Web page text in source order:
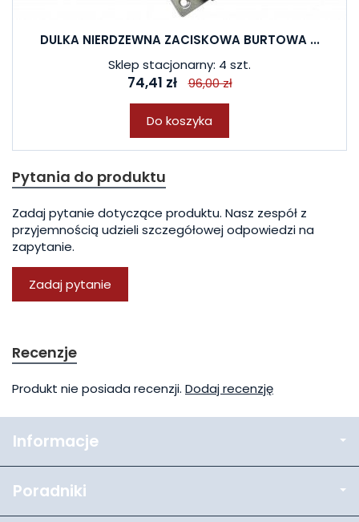
DULKA NIERDZEWNA ZACISKOWA BURTOWA ...
Sklep stacjonarny: 4 szt.
74,41 zł 96,00 zł
Do koszyka
Pytania do produktu
Zadaj pytanie dotyczące produktu. Nasz zespół z
przyjemnością udzieli szczegółowej odpowiedzi na
zapytanie.
Zadaj pytanie
Recenzje
Produkt nie posiada recenzji. Dodaj recenzję
Informacje
Poradniki